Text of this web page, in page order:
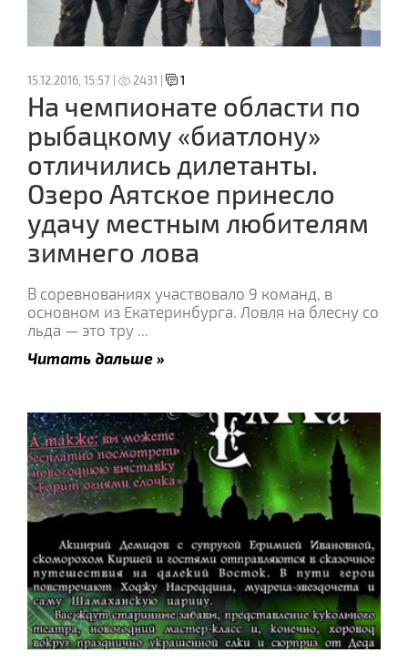
15.12.2016, 15:57 | 2431 | 1
На чемпионате области по
рыбацкому «биатлону»
отличились дилетанты.
Озеро Аятское принесло
удачу местным любителям
зимнего лова
В соревнованиях участвовало 9 команд, в
основном из Екатеринбурга. Ловля на блесну со
льда — это тру ...
Читать дальше »